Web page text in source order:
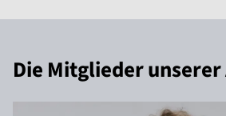
Die Mitglieder